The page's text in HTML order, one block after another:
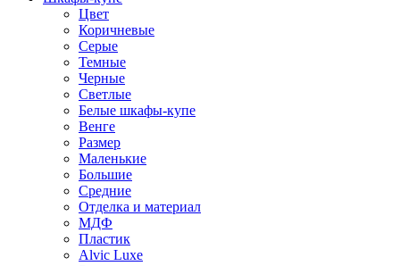
Цвет
Коричневые
Серые
Темные
Черные
Светлые
Белые шкафы-купе
Венге
Размер
Маленькие
Большие
Средние
Отделка и материал
МДФ
Пластик
Alvic Luxe